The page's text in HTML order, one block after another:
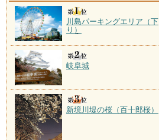
川島パーキングエリア（下
り）
岐阜城
新境川堤の桜（百十郎桜）